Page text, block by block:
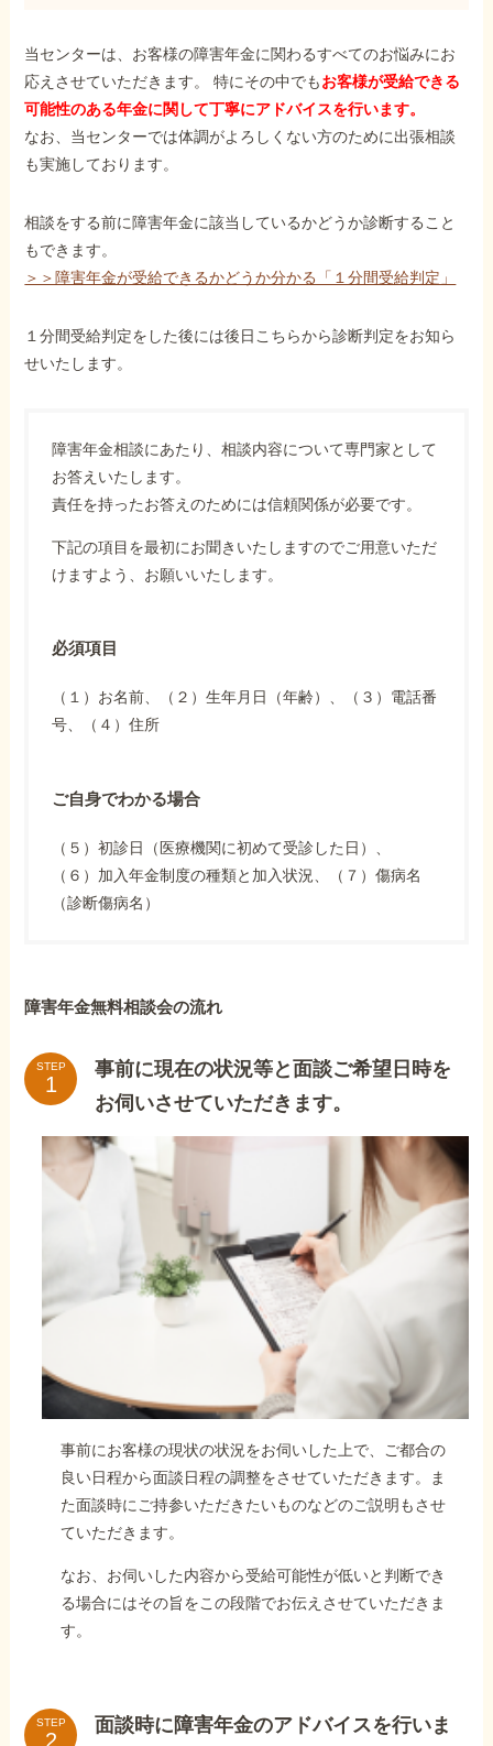
当センターは、お客様の障害年金に関わるすべてのお悩みにお
応えさせていただきます。 特にその中でもお客様が受給できる
可能性のある年金に関して丁寧にアドバイスを行います。
なお、当センターでは体調がよろしくない方のために出張相談
も実施しております。
相談をする前に障害年金に該当しているかどうか診断すること
もできます。
＞＞障害年金が受給できるかどうか分かる「１分間受給判定」
１分間受給判定をした後には後日こちらから診断判定をお知ら
せいたします。
障害年金相談にあたり、相談内容について専門家として
お答えいたします。
責任を持ったお答えのためには信頼関係が必要です。
下記の項目を最初にお聞きいたしますのでご用意いただ
けますよう、お願いいたします。
必須項目
（１）お名前、（２）生年月日（年齢）、（３）電話番
号、（４）住所
ご自身でわかる場合
（５）初診日（医療機関に初めて受診した日）、
（６）加入年金制度の種類と加入状況、（７）傷病名
（診断傷病名）
障害年金無料相談会の流れ
STEP
事前に現在の状況等と面談ご希望日時を
お伺いさせていただきます。
事前にお客様の現状の状況をお伺いした上で、ご都合の
良い日程から面談日程の調整をさせていただきます。ま
た面談時にご持参いただきたいものなどのご説明もさせ
ていただきます。
なお、お伺いした内容から受給可能性が低いと判断でき
る場合にはその旨をこの段階でお伝えさせていただきま
す。
STEP
面談時に障害年金のアドバイスを行いま